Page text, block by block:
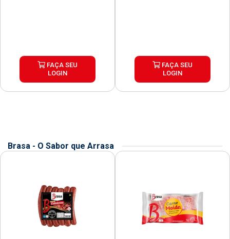
FAÇA SEU
LOGIN
FAÇA SEU
LOGIN
Brasa - O Sabor que Arrasa